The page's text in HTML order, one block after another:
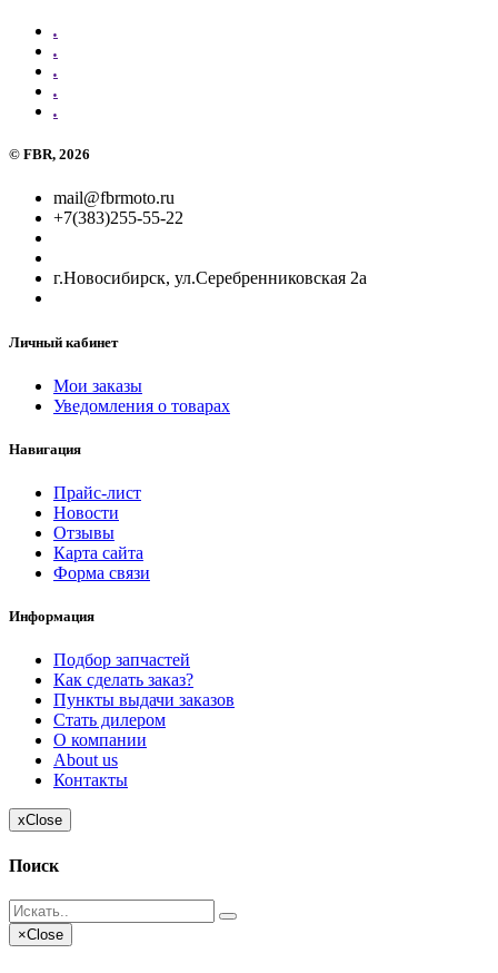
.
.
.
.
.
© FBR, 2026
mail@fbrmoto.ru
+7(383)255-55-22
г.Новосибирск, ул.Серебренниковская 2а
Личный кабинет
Мои заказы
Уведомления о товарах
Навигация
Прайс-лист
Новости
Отзывы
Карта сайта
Форма связи
Информация
Подбор запчастей
Как сделать заказ?
Пункты выдачи заказов
Стать дилером
О компании
About us
Контакты
xClose
Поиск
×Close